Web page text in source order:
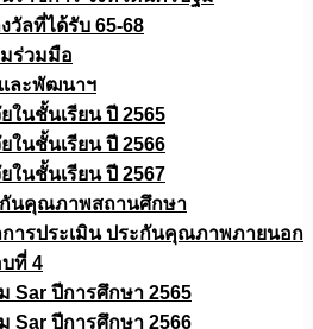
วัลที่ได้รับ 65-68
ร่วมมือ
เละพัฒนาฯ
ในชั้นเรียน ปี 2565
ในชั้นเรียน ปี 2566
ในชั้นเรียน ปี 2567
กันคุณภาพสถานศึกษา
การประเมิน ประกันคุณภาพภายนอก
ที่ 4
Sar ปีการศึกษา 2565
Sar ปีการศึกษา 2566